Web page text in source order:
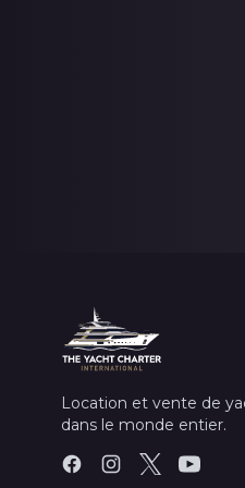
Location et vente de
dans le monde entier.